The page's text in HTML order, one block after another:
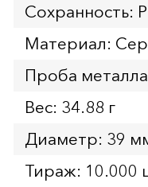
Сохранность:
Материал:
Проба
Вес: 34.88 г
Диаметр: 39
Тираж: 10.000